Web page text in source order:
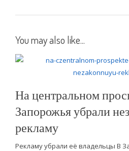
You may also like...
На центральном
Запорожья убрали
рекламу
Рекламу убрали её владельцы В